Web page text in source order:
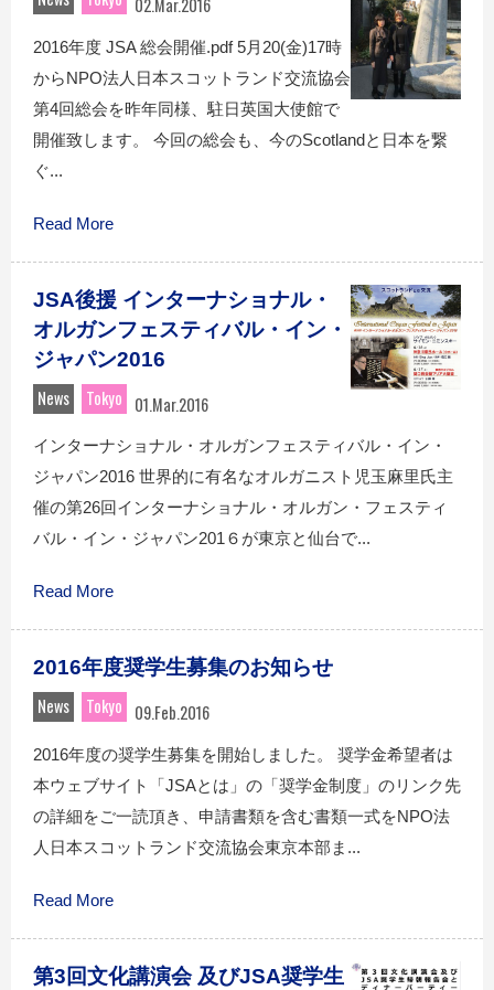
2016年度 JSA 総会開催.pdf 5月20(金)17時
からNPO法人日本スコットランド交流協会
第4回総会を昨年同様、駐日英国大使館で
開催致します。 今回の総会も、今のScotlandと日本を繋
ぐ...
Read More
JSA後援 インターナショナル・
オルガンフェスティバル・イン・
ジャパン2016
News
Tokyo 01.Mar.2016
インターナショナル・オルガンフェスティバル・イン・
ジャパン2016 世界的に有名なオルガニスト児玉麻里氏主
催の第26回インターナショナル・オルガン・フェスティ
バル・イン・ジャパン201６が東京と仙台で...
Read More
2016年度奨学生募集のお知らせ
News
Tokyo 09.Feb.2016
2016年度の奨学生募集を開始しました。 奨学金希望者は
本ウェブサイト「JSAとは」の「奨学金制度」のリンク先
の詳細をご一読頂き、申請書類を含む書類一式をNPO法
人日本スコットランド交流協会東京本部ま...
Read More
第3回文化講演会 及びJSA奨学生